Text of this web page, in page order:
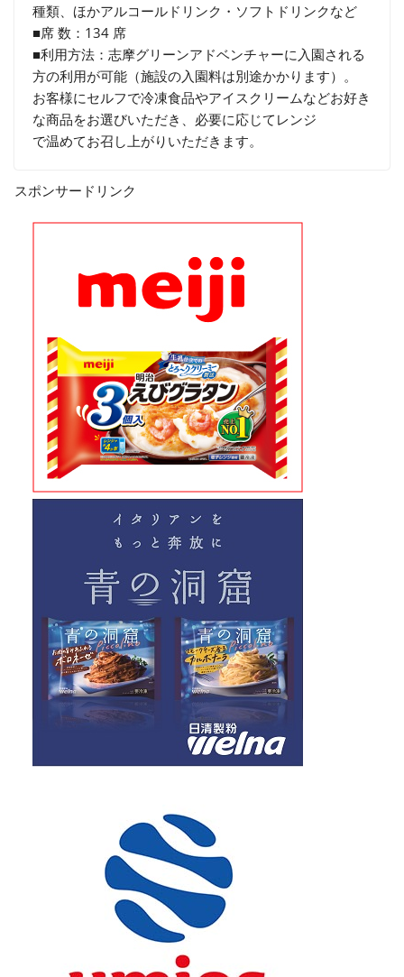
種類、ほかアルコールドリンク・ソフトドリンクなど
■席 数：134 席
■利用方法：志摩グリーンアドベンチャーに入園される
方の利用が可能（施設の入園料は別途かかります）。
お客様にセルフで冷凍食品やアイスクリームなどお好き
な商品をお選びいただき、必要に応じてレンジ
で温めてお召し上がりいただきます。
スポンサードリンク